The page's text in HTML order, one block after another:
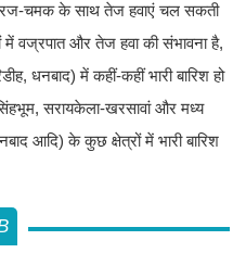
चमक के साथ तेज हवाएं चल सकती
वज्रपात और तेज हवा की संभावना है,
धनबाद) में कहीं-कहीं भारी बारिश हो
सरायकेला-खरसावां और मध्य
आदि) के कुछ क्षेत्रों में भारी बारिश